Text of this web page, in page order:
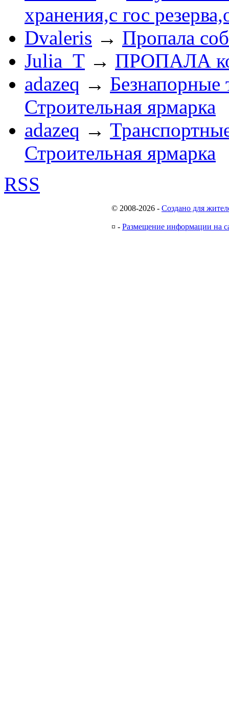
хранения,с гос
Dvaleris → Пропала
Julia_T → ПРОПАЛА
adazeq → Безнапорные
Строительная ярмарка
adazeq →
Строительная ярмарка
RSS
© 2008-2026 - Создано для
¤ - Размещение информации на